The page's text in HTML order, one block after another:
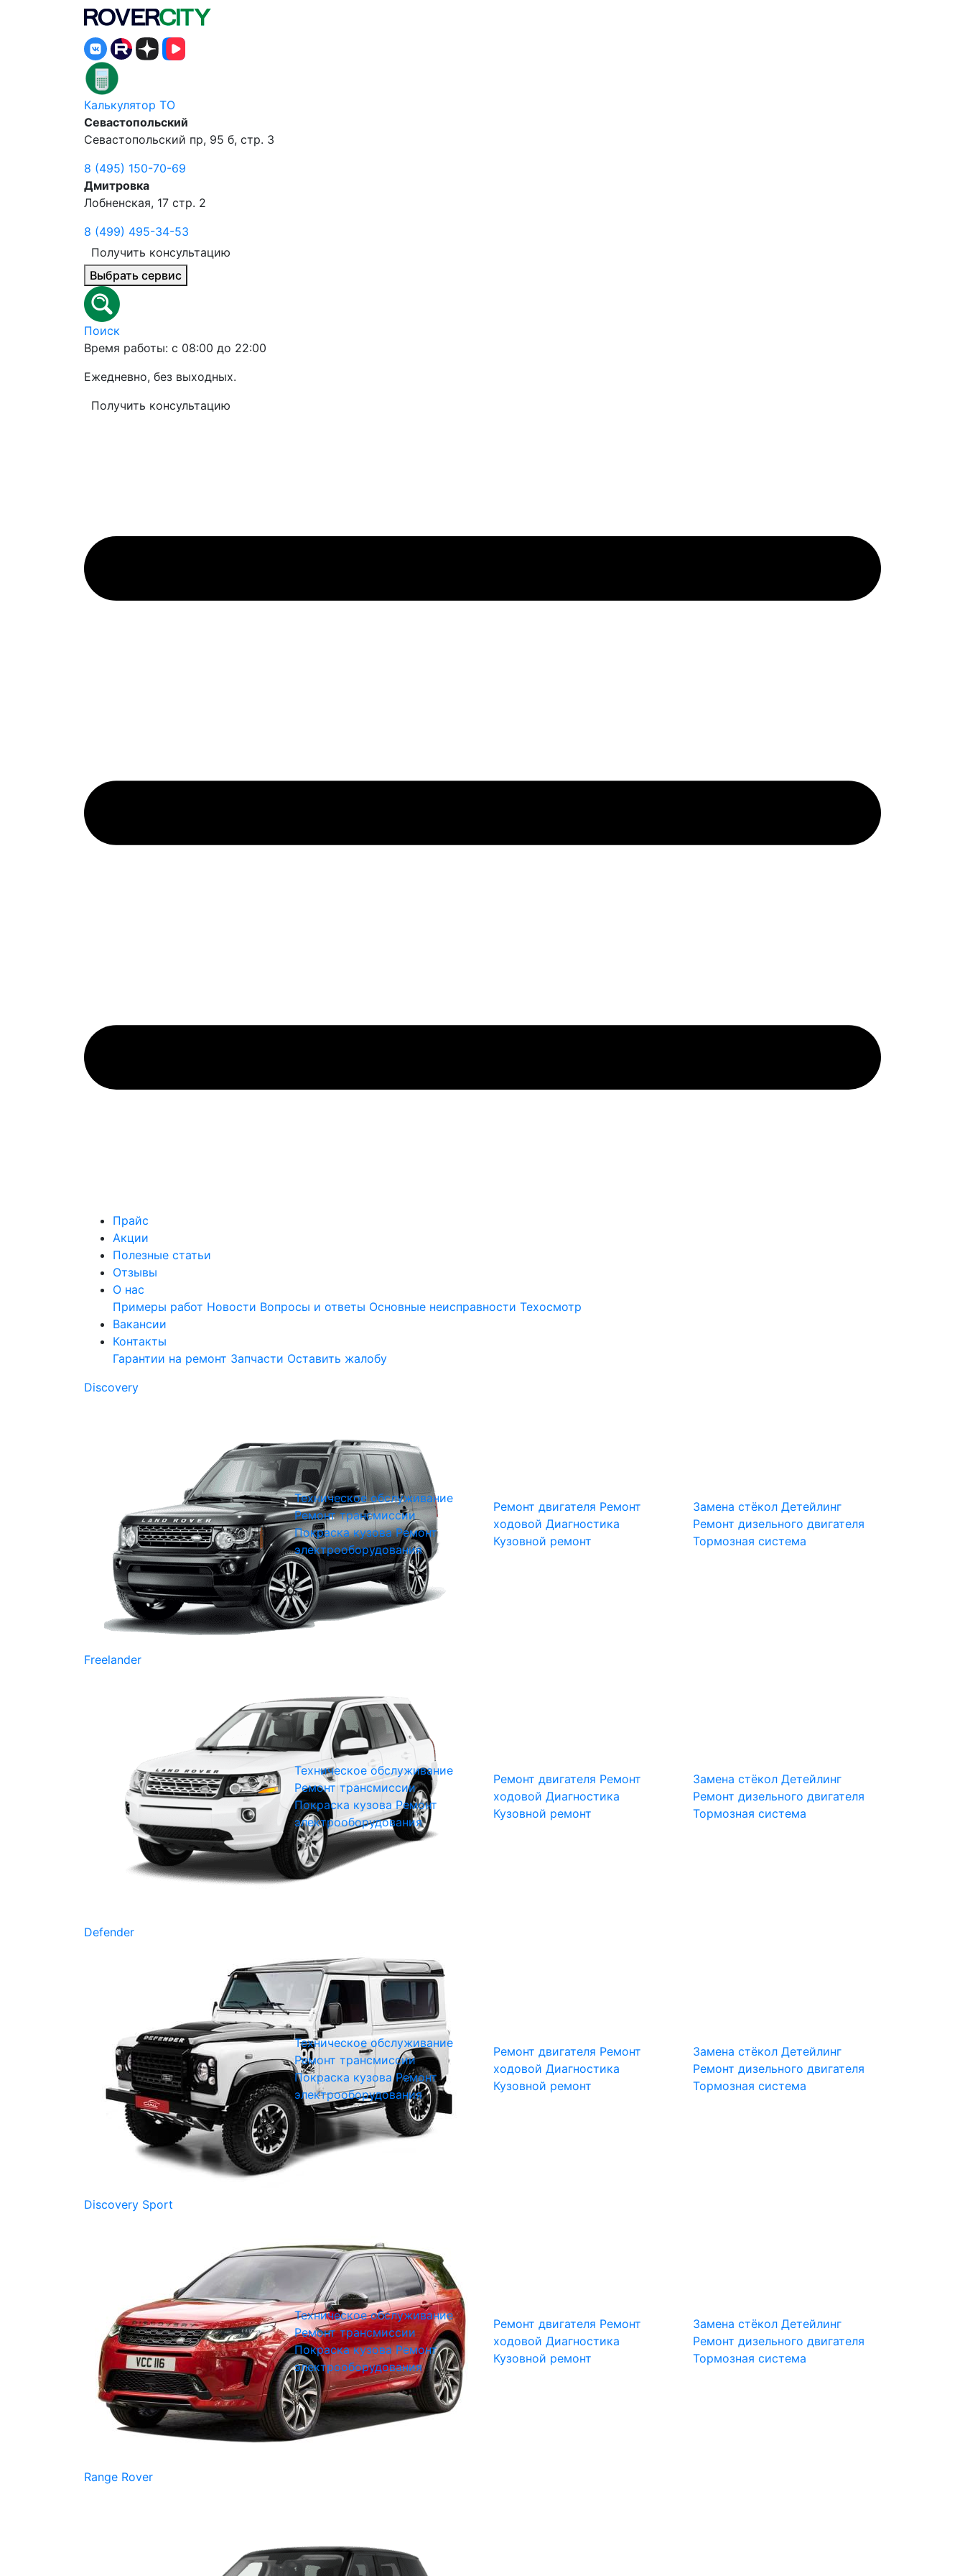
Калькулятор ТО
Севастопольский
Севастопольский пр, 95 б, стр. 3
8 (495) 150-70-69
Дмитровка
Лобненская, 17 стр. 2
8 (499) 495-34-53
Получить консультацию
Выбрать сервис
Поиск
Время работы: с 08:00 до 22:00
Ежедневно, без выходных.
Получить консультацию
Прайс
Акции
Полезные статьи
Отзывы
О нас
Примеры работ Новости Вопросы и ответы Основные неисправности Техосмотр
Вакансии
Контакты
Гарантии на ремонт Запчасти Оставить жалобу
Discovery
Техническое обслуживание
Ремонт трансмиссии
Покраска кузова Ремонт
электрооборудования
Ремонт двигателя Ремонт
ходовой Диагностика
Кузовной ремонт
Замена стёкол Детейлинг
Ремонт дизельного двигателя
Тормозная система
Freelander
Техническое обслуживание
Ремонт трансмиссии
Покраска кузова Ремонт
электрооборудования
Ремонт двигателя Ремонт
ходовой Диагностика
Кузовной ремонт
Замена стёкол Детейлинг
Ремонт дизельного двигателя
Тормозная система
Defender
Техническое обслуживание
Ремонт трансмиссии
Покраска кузова Ремонт
электрооборудования
Ремонт двигателя Ремонт
ходовой Диагностика
Кузовной ремонт
Замена стёкол Детейлинг
Ремонт дизельного двигателя
Тормозная система
Discovery Sport
Техническое обслуживание
Ремонт трансмиссии
Покраска кузова Ремонт
электрооборудования
Ремонт двигателя Ремонт
ходовой Диагностика
Кузовной ремонт
Замена стёкол Детейлинг
Ремонт дизельного двигателя
Тормозная система
Range Rover